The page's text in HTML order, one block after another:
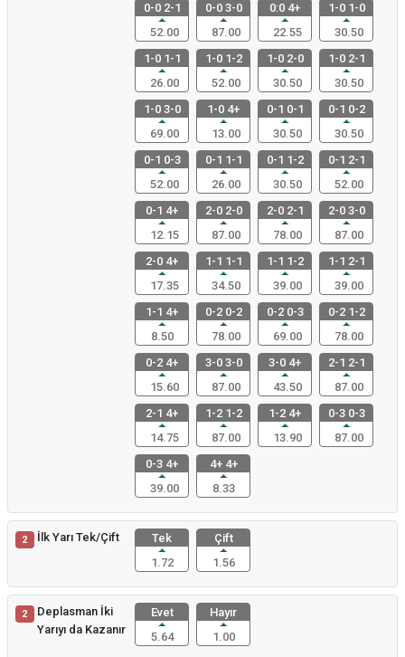
0-0 2-1
52.00
0-0 3-0
87.00
0:0 4+
22.55
1-0 1-0
30.50
1-0 1-1
26.00
1-0 1-2
52.00
1-0 2-0
30.50
1-0 2-1
30.50
1-0 3-0
69.00
1-0 4+
13.00
0-1 0-1
30.50
0-1 0-2
30.50
0-1 0-3
52.00
0-1 1-1
26.00
0-1 1-2
30.50
0-1 2-1
52.00
0-1 4+
12.15
2-0 2-0
87.00
2-0 2-1
78.00
2-0 3-0
87.00
2-0 4+
17.35
1-1 1-1
34.50
1-1 1-2
39.00
1-1 2-1
39.00
1-1 4+
8.50
0-2 0-2
78.00
0-2 0-3
69.00
0-2 1-2
78.00
0-2 4+
15.60
3-0 3-0
87.00
3-0 4+
43.50
2-1 2-1
87.00
2-1 4+
14.75
1-2 1-2
87.00
1-2 4+
13.90
0-3 0-3
87.00
0-3 4+
39.00
4+ 4+
8.33
2 İlk Yarı Tek/Çift
Tek
1.72
Çift
1.56
2
Deplasman İki
Yarıyı da Kazanır
Evet
5.64
Hayır
1.00